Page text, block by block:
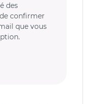
des
confirmer
que vous